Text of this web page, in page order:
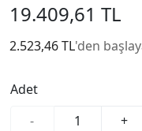
19.409,61 TL
2.523,46 TL'den
Adet
-
+